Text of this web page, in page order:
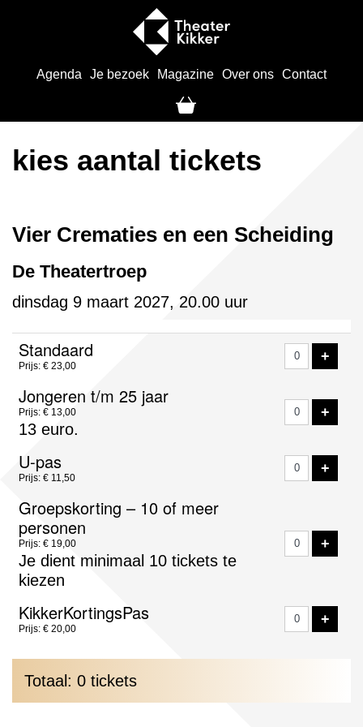
Agenda Je bezoek Magazine Over ons Contact
kies aantal tickets
Vier Crematies en een Scheiding
De Theatertroep
dinsdag 9 maart 2027, 20.00 uur
Aantal
tickets
Standaard
Prijs: € 23,00
+
Jongeren t/m 25 jaar
Prijs: € 13,00
13 euro.
+
U-pas
Prijs: € 11,50
+
Groepskorting – 10 of meer
personen
Prijs: € 19,00
Je dient minimaal 10 tickets te
kiezen
+
KikkerKortingsPas
Prijs: € 20,00
+
Totaal: 0 tickets